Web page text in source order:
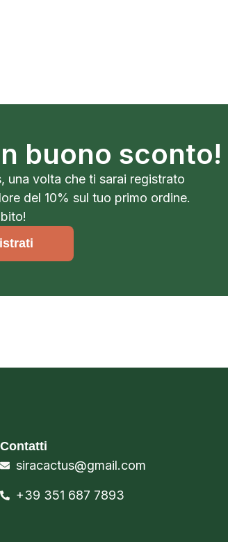
buono sconto!
una volta che ti sarai registrato
del 10% sul tuo primo ordine.
Contatti
siracactus@gmail.com
+39 351 687 7893